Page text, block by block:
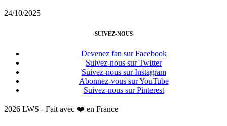
24/10/2025
SUIVEZ-NOUS
Devenez fan sur Facebook
Suivez-nous sur Twitter
Suivez-nous sur Instagram
Abonnez-vous sur YouTube
Suivez-nous sur Pinterest
2026 LWS - Fait avec ❤️ en France